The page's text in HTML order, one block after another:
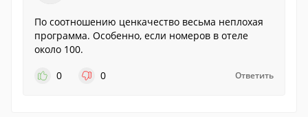
По соотношению ценкачество весьма неплохая
программа. Особенно, если номеров в отеле
около 100.
0
0 Ответить